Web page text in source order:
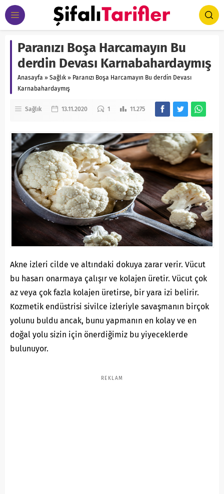
Paranızı Boşa Harcamayın Bu
derdin Devası Karnabahardaymış
Anasayfa » Sağlık » Paranızı Boşa Harcamayın Bu derdin Devası
Karnabahardaymış
Sağlık 13.11.2020 1 11.275
Akne izleri cilde ve altındaki dokuya zarar verir. Vücut
bu hasarı onarmaya çalışır ve kolajen üretir. Vücut çok
az veya çok fazla kolajen üretirse, bir yara izi belirir.
Kozmetik endüstrisi sivilce izleriyle savaşmanın birçok
yolunu buldu ancak, bunu yapmanın en kolay ve en
doğal yolu sizin için önerdiğimiz bu yiyeceklerde
bulunuyor.
REKLAM